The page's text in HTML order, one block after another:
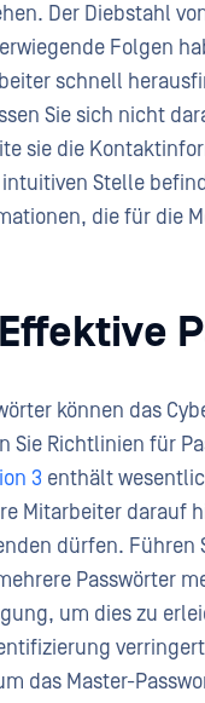
Der Diebstahl
Folgen
schnell
Sie sich nicht
sie die
Stelle
die für die
können das
Sie Richtlinien für
3 enthält
Mitarbeiter darauf
dürfen. Führen
Passwörter
um dies zu
das Master-